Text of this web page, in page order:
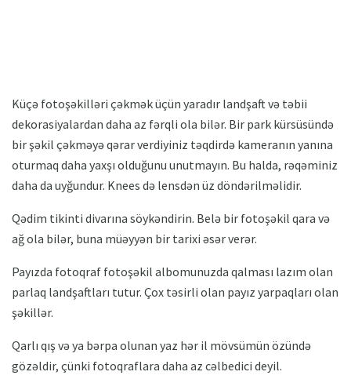
Küçə fotoşəkilləri çəkmək üçün yaradır landşaft və təbii
dekorasiyalardan daha az fərqli ola bilər. Bir park kürsüsündə
bir şəkil çəkməyə qərar verdiyiniz təqdirdə kameranın yanına
oturmaq daha yaxşı olduğunu unutmayın. Bu halda, rəqəminiz
daha da uyğundur. Knees də lensdən üz döndərilməlidir.
Qədim tikinti divarına söykəndirin. Belə bir fotoşəkil qara və
ağ ola bilər, buna müəyyən bir tarixi əsər verər.
Payızda fotoqraf fotoşəkil albomunuzda qalması lazım olan
parlaq landşaftları tutur. Çox təsirli olan payız yarpaqları olan
şəkillər.
Qarlı qış və ya bərpa olunan yaz hər il mövsümün özündə
gözəldir, çünki fotoqraflara daha az cəlbedici deyil.